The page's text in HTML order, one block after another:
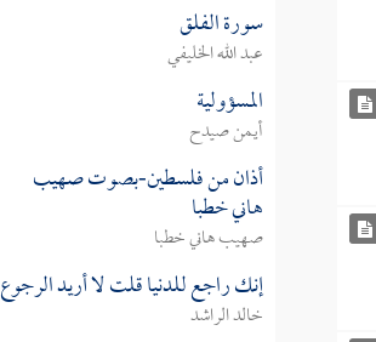
سورة الفلق
عبد الله الخليفي
المسؤولية
أيمن صيدح
أذان من فلسطين-بصوت صهيب
هاني خطبا
صهيب هاني خطبا
إنك راجع للدنيا قلت لا أريد الرجوع
خالد الراشد